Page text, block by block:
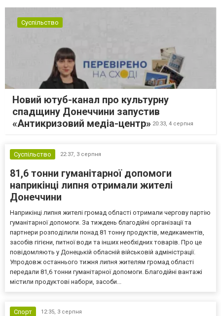
Суспільство
Новий ютуб-канал про культурну
спадщину Донеччини запустив
«Антикризовий медіа-центр» 20:33, 4 серпня
Суспільство 22:37, 3 серпня
81,6 тонни гуманітарної допомоги
наприкінці липня отримали жителі
Донеччини
Наприкінці липня жителі громад області отримали чергову партію
гуманітарної допомоги. За тиждень благодійні організації та
партнери розподілили понад 81 тонну продуктів, медикаментів,
засобів гігієни, питної води та інших необхідних товарів. Про це
повідомляють у Донецькій обласній військовій адміністрації.
Упродовж останнього тижня липня жителям громад області
передали 81,6 тонни гуманітарної допомоги. Благодійні вантажі
містили продуктові набори, засоби...
Спорт 12:35, 3 серпня